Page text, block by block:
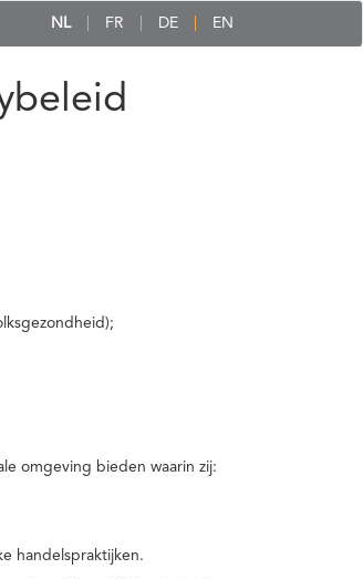
NL FR DE EN
omgeving bieden waarin zij:
handelspraktijken.